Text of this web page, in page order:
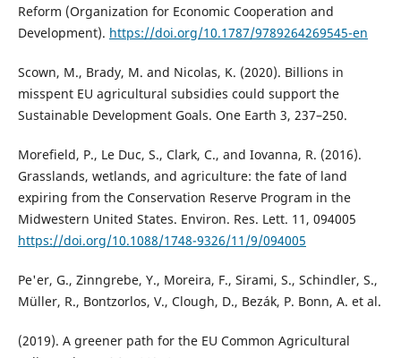
Reform (Organization for Economic Cooperation and
Development). https://doi.org/10.1787/9789264269545-en
Scown, M., Brady, M. and Nicolas, K. (2020). Billions in
misspent EU agricultural subsidies could support the
Sustainable Development Goals. One Earth 3, 237–250.
Morefield, P., Le Duc, S., Clark, C., and Iovanna, R. (2016).
Grasslands, wetlands, and agriculture: the fate of land
expiring from the Conservation Reserve Program in the
Midwestern United States. Environ. Res. Lett. 11, 094005
https://doi.org/10.1088/1748-9326/11/9/094005
Pe'er, G., Zinngrebe, Y., Moreira, F., Sirami, S., Schindler, S.,
Müller, R., Bontzorlos, V., Clough, D., Bezák, P. Bonn, A. et al.
(2019). A greener path for the EU Common Agricultural